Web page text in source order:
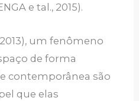
e tal., 2015).
um fenômeno
de forma
contemporânea são
que elas